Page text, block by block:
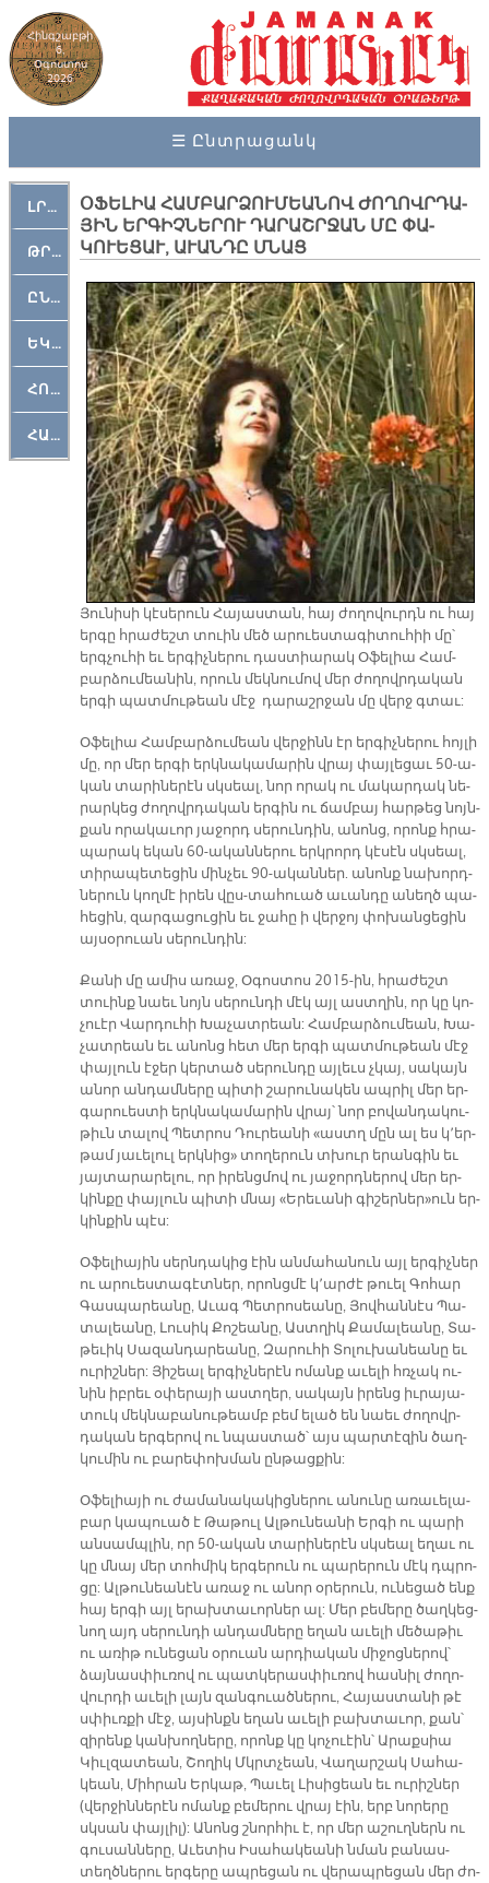
Հինգշաբթի
6,
Օգոստոս
2026
☰ Ընտրացանկ
ԼՐԱՀՈՍ
ԹՐՔԱՀԱՅ ԿԵԱՆՔ
ԸՆԿԵՐԱՄՇԱԿՈՒԹԱՅԻՆ
ԵԿԵՂԵՑԱԿԱՆ
ՀՈԳԵՄՏԱՒՈՐ
ՀԱՐԹԱԿ
Օ­ՖԵ­ԼԻԱ ՀԱՄ­ԲԱՐ­ՁՈՒ­ՄԵԱ­ՆՈՎ ԺՈ­ՂՈՎՐ­ԴԱ­
ՅԻՆ ԵՐ­ԳԻՉ­ՆԵ­ՐՈՒ ԴԱ­ՐԱՇՐ­ՋԱՆ ՄԸ ՓԱ­
ԿՈՒԵ­ՑԱՒ, Ա­ՒԱՆ­ԴԸ ՄՆԱՑ
Յու­նի­սի կէ­սե­րուն Հա­յաս­տան, հայ ժո­ղո­վուրդն ու հայ
եր­գը հրա­ժեշտ տուին մեծ ա­րուես­տա­գի­տու­հիի մը՝
երգ­չու­հի եւ եր­գիչ­նե­րու դաս­տիա­րակ Օ­ֆե­լիա Համ­
բար­ձու­մեա­նին, ո­րուն մեկ­նու­մով մեր ժո­ղովր­դա­կան
եր­գի պատ­մու­թեան մէջ դա­րաշր­ջան մը վերջ գտաւ:
Օ­ֆե­լիա Համ­բար­ձու­մեան վեր­ջինն էր եր­գիչ­նե­րու հոյ­լի
մը, որ մեր եր­գի երկ­նա­կա­մա­րին վրայ փայ­լե­ցաւ 50-ա­
կան տա­րի­նե­րէն սկսեալ, նոր ո­րակ ու մա­կար­դակ նե­
րար­կեց ժո­ղովր­դա­կան եր­գին ու ճամ­բայ հար­թեց նոյն­
քան ո­րա­կա­ւոր յա­ջորդ սե­րուն­դին, ա­նոնց, ո­րոնք հրա­
պա­րակ ե­կան 60-ա­կան­նե­րու երկ­րորդ կէ­սէն սկսեալ,
տի­րա­պե­տե­ցին մին­չեւ 90-ա­կան­ներ. ա­նոնք նա­խորդ­
նե­րուն կող­մէ ի­րեն վըս-տա­հուած ա­ւան­դը ա­նեղծ պա­
հե­ցին, զար­գա­ցու­ցին եւ ջա­հը ի վեր­ջոյ փո­խան­ցե­ցին
այ­սօ­րուան սե­րուն­դին:
Քա­նի մը ա­միս ա­ռաջ, Օ­գոս­տոս 2015-ին, հրա­ժեշտ
տուինք նաեւ նոյն սե­րուն­դի մէկ այլ աստ­ղին, որ կը կո­
չուէր Վար­դու­հի Խա­չատ­րեան: Համ­բար­ձու­մեան, Խա­
չատ­րեան եւ ա­նոնց հետ մեր եր­գի պատ­մու­թեան մէջ
փայ­լուն է­ջեր կեր­տած սե­րուն­դը այ­լեւս չկայ, սա­կայն
ա­նոր ան­դամ­նե­րը պի­տի շա­րու­նա­կեն ապ­րիլ մեր եր­
գա­րուես­տի երկ­նա­կա­մա­րին վրայ՝ նոր բո­վան­դա­կու­
թիւն տա­լով Պետ­րոս Դու­րեա­նի «աստղ մըն ալ ես կ՚եր­
թամ յա­ւե­լուլ երկ­նից» տո­ղե­րուն տխուր ե­րան­գին եւ
յայ­տա­րա­րե­լու, որ ի­րենց­մով ու յա­ջորդ­նե­րով մեր եր­
կին­քը փայ­լուն պի­տի մնայ «Ե­րե­ւա­նի գի­շեր­ներ»ուն եր­
կին­քին պէս:
Օ­ֆե­լիա­յին սերն­դա­կից էին ան­մա­հա­նուն այլ եր­գիչ­ներ
ու ա­րուես­տա­գէտ­ներ, ո­րոնց­մէ կ՚ար­ժէ թուել Գո­հար
Գաս­պա­րեա­նը, Ա­ւագ Պետ­րո­սեա­նը, Յով­հան­նէս Պա­
տա­լեա­նը, Լու­սիկ Քո­շեա­նը, Աստ­ղիկ Քա­մա­լեա­նը, Տա­
թե­ւիկ Սա­զան­դա­րեա­նը, Զա­րու­հի Տո­լու­խա­նեա­նը եւ
ու­րիշ­ներ: Յի­շեալ եր­գիչ­նե­րէն ո­մանք ա­ւե­լի հռչակ ու­
նին իբ­րեւ օ­փե­րա­յի աստ­ղեր, սա­կայն ի­րենց իւ­րա­յա­
տուկ մեկ­նա­բա­նու­թեամբ բեմ ե­լած են նաեւ ժո­ղովր­
դա­կան եր­գե­րով ու նպաս­տած՝ այս պար­տէ­զին ծաղ­
կու­մին ու բա­րե­փոխ­ման ըն­թաց­քին:
Օ­ֆե­լիա­յի ու ժա­մա­նա­կա­կից­նե­րու ա­նու­նը ա­ռա­ւե­լա­
բար կա­պուած է Թա­թուլ Ալ­թու­նեա­նի Եր­գի ու պա­րի
ան­սամպ­լին, որ 50-ա­կան տա­րի­նե­րէն սկսեալ ե­ղաւ ու
կը մնայ մեր տոհ­միկ եր­գե­րուն ու պա­րե­րուն մէկ դպրո­
ցը: Ալ­թու­նեա­նէն ա­ռաջ ու ա­նոր օ­րե­րուն, ու­նե­ցած ենք
հայ եր­գի այլ ե­րախ­տա­ւոր­ներ ալ: Մեր բե­մե­րը ծաղ­կեց­
նող այդ սե­րուն­դի ան­դամ­նե­րը ե­ղան ա­ւե­լի մե­ծա­թիւ
ու ա­ռիթ ու­նե­ցան օ­րուան ար­դիա­կան մի­ջոց­նե­րով՝
ձայ­նաս­փիւ­ռով ու պատ­կե­րաս­փիւ­ռով հաս­նիլ ժո­ղո­
վուր­դի ա­ւե­լի լայն զան­գուած­նե­րու, Հա­յաս­տա­նի թէ
սփիւռ­քի մէջ, այ­սինքն ե­ղան ա­ւե­լի բախ­տա­ւոր, քան՝
զի­րենք կան­խող­նե­րը, ո­րոնք կը կոչուէին՝ Ա­րաք­սիա
Կիւլ­զա­տեան, Շո­ղիկ Մկրտչեան, Վա­ղար­շակ Սա­հա­
կեան, Միհ­րան Եր­կաթ, Պա­ւել Լի­սի­ցեան եւ ու­րիշ­ներ
(վեր­ջին­նե­րէն ո­մանք բե­մե­րու վրայ էին, երբ նո­րե­րը
սկսան փայ­լիլ): Ա­նոնց շնոր­հիւ է, որ մեր ա­շուղ­ներն ու
գու­սան­նե­րը, Ա­ւե­տիս Ի­սա­հա­կեա­նի նման բա­նաս­
տեղծ­նե­րու եր­գե­րը ապ­րե­ցան ու վե­րապ­րե­ցան մեր ժո­